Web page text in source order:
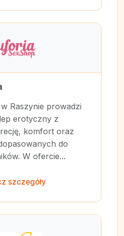
Raszynie prowadzi
erotyczny z
komfort oraz
do
W ofercie...
szczegóły